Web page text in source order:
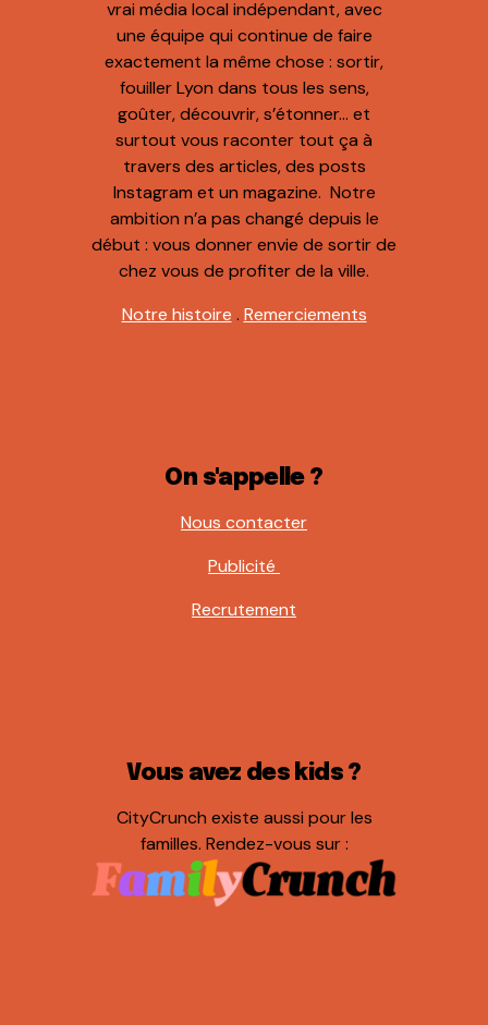
vrai média local indépendant, avec
une équipe qui continue de faire
exactement la même chose : sortir,
fouiller Lyon dans tous les sens,
goûter, découvrir, s’étonner… et
surtout vous raconter tout ça à
travers des articles, des posts
Instagram et un magazine. Notre
ambition n’a pas changé depuis le
début : vous donner envie de sortir de
chez vous de profiter de la ville.
Notre histoire . Remerciements
On s'appelle ?
Nous contacter
Publicité
Recrutement
Vous avez des kids ?
CityCrunch existe aussi pour les
familles. Rendez-vous sur :